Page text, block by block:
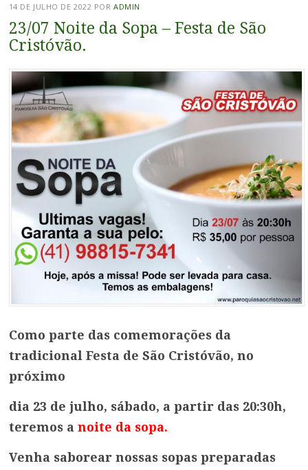
14 DE JULHO DE 2022 POR ADMIN
23/07 Noite da Sopa – Festa de São
Cristóvão.
Como parte das comemorações da
tradicional Festa de São Cristóvão, no
próximo
dia 23 de julho, sábado, a partir das 20:30h,
teremos a noite da sopa.
Venha saborear nossas sopas preparadas